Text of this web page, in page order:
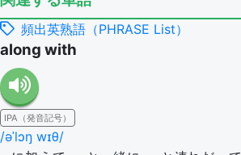
頻出英熟語（PHRASE List）
along with
IPA（発音記号）
/əˈlɔŋ wɪθ/